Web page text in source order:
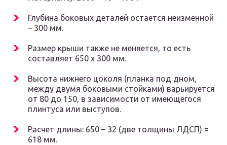
Глубина боковых деталей остается неизменной
– 300 мм.
Размер крыши также не меняется, то есть
составляет 650 х 300 мм.
Высота нижнего цоколя (планка под дном,
между двумя боковыми стойками) варьируется
от 80 до 150, в зависимости от имеющегося
плинтуса или выступов.
Расчет длины: 650 – 32 (две толщины ЛДСП) =
618 мм.